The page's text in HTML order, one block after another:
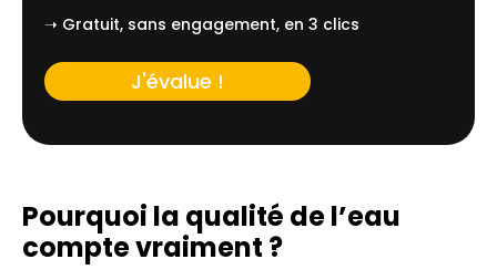
➝ Gratuit, sans engagement, en 3 clics
J'évalue !
Pourquoi la qualité de l’eau
compte vraiment ?